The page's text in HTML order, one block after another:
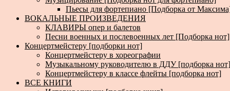
Пьесы для фортепиано [Подборка от
ВОКАЛЬНЫЕ ПРОИЗВЕДЕНИЯ
КЛАВИРЫ опер и балетов
Песни военных и послевоенных лет [Подборка нот]
Концертмейстеру [подборки нот]
Концертмейстеру в хореографии
Музыкальному руководителю в ДДУ [подборка нот]
Концертмейстеру в классе флейты [подборка нот]
ВСЕ КНИГИ